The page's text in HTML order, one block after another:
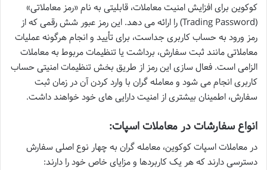
کوکوین برای افزایش امنیت معاملات، قابلیتی به نام «رمز معاملاتی»
(Trading Password) را ارائه می دهد. این رمز عبور شش رقمی که از
رمز ورود به حساب کاربری جداست، برای تأیید و انجام هرگونه عملیات
معاملاتی مانند ثبت سفارش، برداشت یا تنظیمات مربوط به معاملات
الزامی است. فعال سازی این رمز از طریق بخش تنظیمات امنیتی حساب
کاربری انجام می شود و معامله گران با وارد کردن آن در زمان ثبت
سفارش، اطمینان بیشتری از امنیت دارایی های خود خواهند داشت.
انواع سفارشات در معاملات اسپات:
در معاملات اسپات کوکوین، معامله گران به چهار نوع اصلی سفارش
دسترسی دارند که هر یک کاربردها و مزایای خاص خود را دارند: